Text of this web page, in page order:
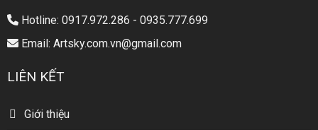
Hotline: 0917.972.286 - 0935.777.699
Email: Artsky.com.vn@gmail.com
LIÊN KẾT
Giới thiệu